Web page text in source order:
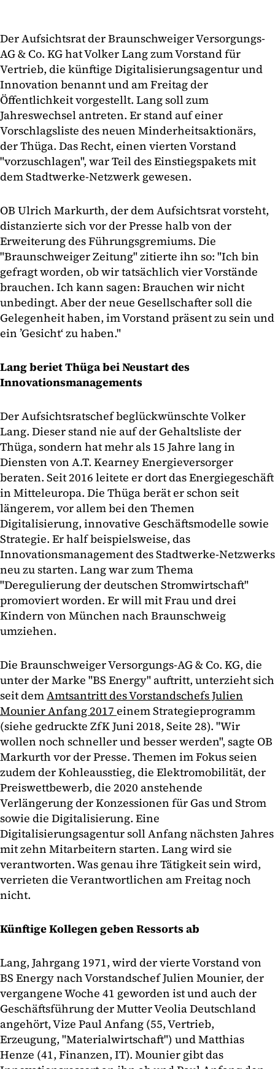
Der Aufsichtsrat der Braunschweiger Versorgungs-
AG & Co. KG hat Volker Lang zum Vorstand für
Vertrieb, die künftige Digitalisierungsagentur und
Innovation benannt und am Freitag der
Öffentlichkeit vorgestellt. Lang soll zum
Jahreswechsel antreten. Er stand auf einer
Vorschlagsliste des neuen Minderheitsaktionärs,
der Thüga. Das Recht, einen vierten Vorstand
"vorzuschlagen", war Teil des Einstiegspakets mit
dem Stadtwerke-Netzwerk gewesen.
OB Ulrich Markurth, der dem Aufsichtsrat vorsteht,
distanzierte sich vor der Presse halb von der
Erweiterung des Führungsgremiums. Die
"Braunschweiger Zeitung" zitierte ihn so: "Ich bin
gefragt worden, ob wir tatsächlich vier Vorstände
brauchen. Ich kann sagen: Brauchen wir nicht
unbedingt. Aber der neue Gesellschafter soll die
Gelegenheit haben, im Vorstand präsent zu sein und
ein ’Gesicht‘ zu haben."
Lang beriet Thüga bei Neustart des
Innovationsmanagements
Der Aufsichtsratschef beglückwünschte Volker
Lang. Dieser stand nie auf der Gehaltsliste der
Thüga, sondern hat mehr als 15 Jahre lang in
Diensten von A.T. Kearney Energieversorger
beraten. Seit 2016 leitete er dort das Energiegeschäft
in Mitteleuropa. Die Thüga berät er schon seit
längerem, vor allem bei den Themen
Digitalisierung, innovative Geschäftsmodelle sowie
Strategie. Er half beispielsweise, das
Innovationsmanagement des Stadtwerke-Netzwerks
neu zu starten. Lang war zum Thema
"Deregulierung der deutschen Stromwirtschaft"
promoviert worden. Er will mit Frau und drei
Kindern von München nach Braunschweig
umziehen.
Die Braunschweiger Versorgungs-AG & Co. KG, die
unter der Marke "BS Energy" auftritt, unterzieht sich
seit demAmtsantritt des Vorstandschefs Julien
Mounier Anfang 2017 einem Strategieprogramm
(siehe gedruckte ZfK Juni 2018, Seite 28). "Wir
wollen noch schneller und besser werden", sagte OB
Markurth vor der Presse. Themen im Fokus seien
zudem der Kohleausstieg, die Elektromobilität, der
Preiswettbewerb, die 2020 anstehende
Verlängerung der Konzessionen für Gas und Strom
sowie die Digitalisierung. Eine
Digitalisierungsagentur soll Anfang nächsten Jahres
mit zehn Mitarbeitern starten. Lang wird sie
verantworten. Was genau ihre Tätigkeit sein wird,
verrieten die Verantwortlichen am Freitag noch
nicht.
Künftige Kollegen geben Ressorts ab
Lang, Jahrgang 1971, wird der vierte Vorstand von
BS Energy nach Vorstandschef Julien Mounier, der
vergangene Woche 41 geworden ist und auch der
Geschäftsführung der Mutter Veolia Deutschland
angehört, Vize Paul Anfang (55, Vertrieb,
Erzeugung, "Materialwirtschaft") und Matthias
Henze (41, Finanzen, IT). Mounier gibt das